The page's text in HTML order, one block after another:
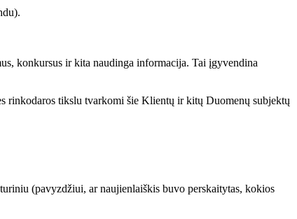
konkursus ir kita naudinga informacija. Tai įgyvendina
rinkodaros tikslu tvarkomi šie Klientų ir kitų Duomenų subjektų
(pavyzdžiui, ar naujienlaiškis buvo perskaitytas, kokios